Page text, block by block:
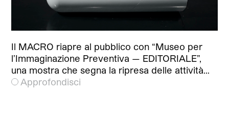
Il MACRO riapre al pubblico con “Museo per
l’Immaginazione Preventiva — EDITORIALE”,
una mostra che segna la ripresa delle attività…
Approfondisci